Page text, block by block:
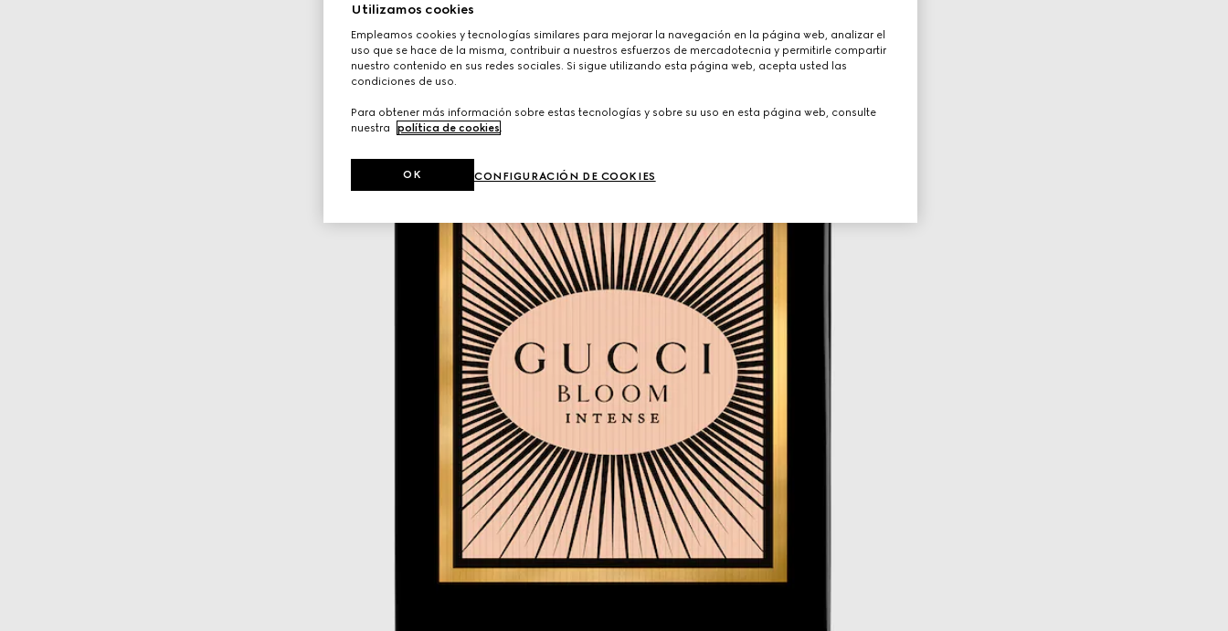
Utilizamos cookies
Empleamos cookies y tecnologías similares para mejorar la navegación en la página web, analizar el
uso que se hace de la misma, contribuir a nuestros esfuerzos de mercadotecnia y permitirle compartir
nuestro contenido en sus redes sociales. Si sigue utilizando esta página web, acepta usted las
condiciones de uso.
Para obtener más información sobre estas tecnologías y sobre su uso en esta página web, consulte
nuestra
política de cookies.
CONFIGURACIÓN DE COOKIES
OK